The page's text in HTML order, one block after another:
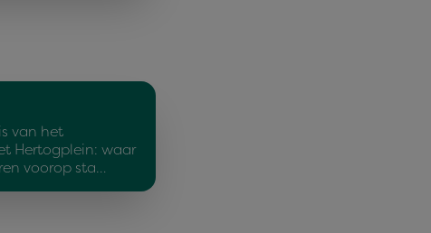
van het
Hertogplein: waar
voorop sta…